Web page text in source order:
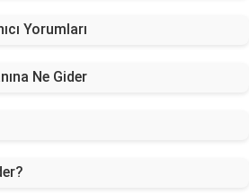
Yorumları
Ne Gider